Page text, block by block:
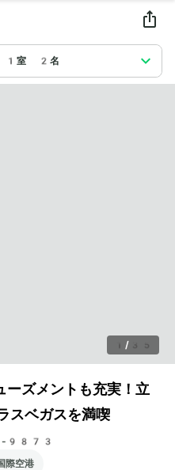
1室 2名
1 / 35
ーズメントも充実！立
スベガスを満喫
9873
際空港